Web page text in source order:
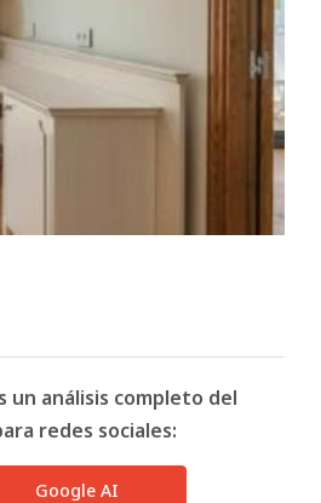
un análisis completo del
redes sociales:
Google AI